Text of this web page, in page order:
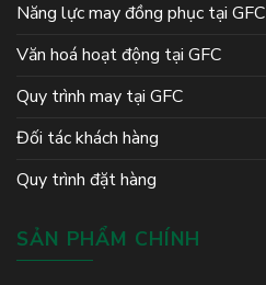
Năng lực may đồng phục tại GFC
Văn hoá hoạt động tại GFC
Quy trình may tại GFC
Đối tác khách hàng
Quy trình đặt hàng
SẢN PHẨM CHÍNH